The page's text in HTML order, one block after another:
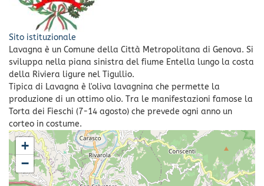
Sito istituzionale
Lavagna è un Comune della Città Metropolitana di Genova. Si
sviluppa nella piana sinistra del fiume Entella lungo la costa
della Riviera ligure nel Tigullio.
Tipica di Lavagna è l'oliva lavagnina che permette la
produzione di un ottimo olio. Tra le manifestazioni famose la
Torta dei Fieschi (7-14 agosto) che prevede ogni anno un
corteo in costume.
+
−